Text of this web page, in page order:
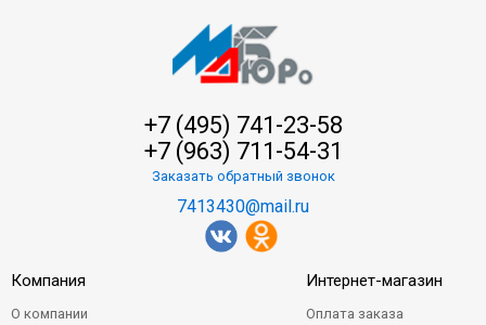
+7 (495) 741-23-58
+7 (963) 711-54-31
Заказать обратный звонок
7413430@mail.ru
Компания
О компании
Интернет-магазин
Оплата заказа